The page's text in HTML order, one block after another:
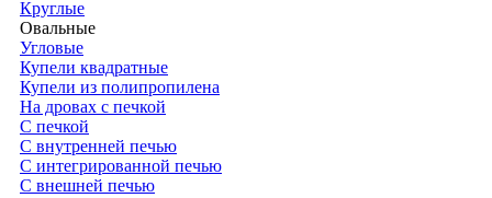
Круглые
Овальные
Угловые
Купели квадратные
Купели из полипропилена
На дровах с печкой
С печкой
С внутренней печью
С интегрированной печью
С внешней печью